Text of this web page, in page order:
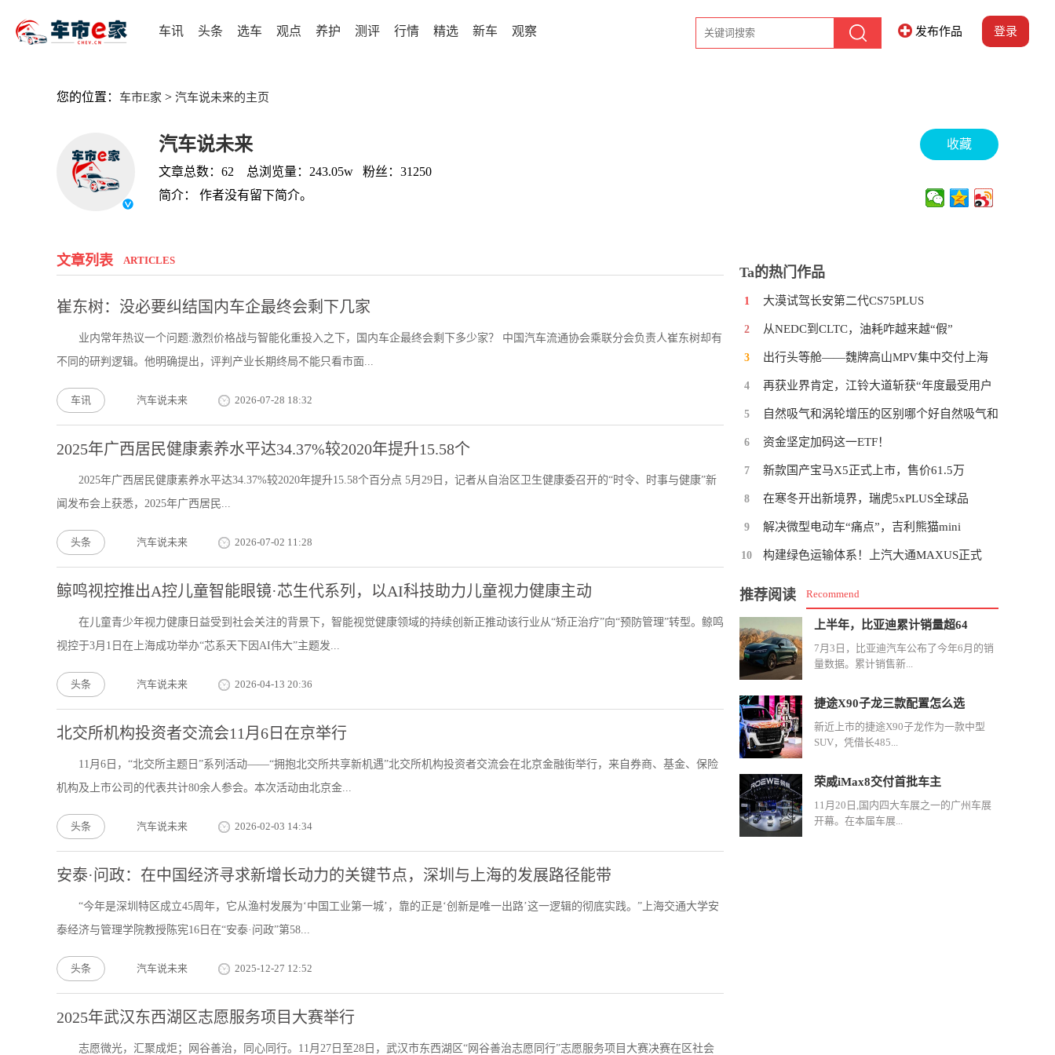
车讯 头条 选车 观点 养护 测评 行情 精选 新车 观察 发布作品 登录
您的位置： 车市E家 > 汽车说未来的主页
汽车说未来
文章总数：62 总浏览量：243.05w 粉丝：31250
简介： 作者没有留下简介。
收藏
文章列表 ARTICLES
崔东树：没必要纠结国内车企最终会剩下几家
业内常年热议一个问题:激烈价格战与智能化重投入之下，国内车企最终会剩下多少家？ 中国汽车流通协会乘联分会负责人崔东树却有
不同的研判逻辑。他明确提出，评判产业长期终局不能只看市面...
车讯 汽车说未来 2026-07-28 18:32
2025年广西居民健康素养水平达34.37%较2020年提升15.58个
2025年广西居民健康素养水平达34.37%较2020年提升15.58个百分点 5月29日，记者从自治区卫生健康委召开的“时令、时事与健康”新
闻发布会上获悉，2025年广西居民...
头条 汽车说未来 2026-07-02 11:28
鲸鸣视控推出A控儿童智能眼镜·芯生代系列，以AI科技助力儿童视力健康主动
在儿童青少年视力健康日益受到社会关注的背景下，智能视觉健康领域的持续创新正推动该行业从“矫正治疗”向“预防管理”转型。鲸鸣
视控于3月1日在上海成功举办“芯系天下因AI伟大”主题发...
头条 汽车说未来 2026-04-13 20:36
北交所机构投资者交流会11月6日在京举行
11月6日，“北交所主题日”系列活动——“拥抱北交所共享新机遇”北交所机构投资者交流会在北京金融街举行，来自券商、基金、保险
机构及上市公司的代表共计80余人参会。本次活动由北京金...
头条 汽车说未来 2026-02-03 14:34
安泰·问政：在中国经济寻求新增长动力的关键节点，深圳与上海的发展路径能带
“今年是深圳特区成立45周年，它从渔村发展为‘中国工业第一城’，靠的正是‘创新是唯一出路’这一逻辑的彻底实践。”上海交通大学安
泰经济与管理学院教授陈宪16日在“安泰·问政”第58...
头条 汽车说未来 2025-12-27 12:52
2025年武汉东西湖区志愿服务项目大赛举行
志愿微光，汇聚成炬；网谷善治，同心同行。11月27日至28日，武汉市东西湖区“网谷善治志愿同行”志愿服务项目大赛决赛在区社会
Ta的热门作品
1 大漠试驾长安第二代CS75PLUS
2 从NEDC到CLTC，油耗咋越来越“假”
3 出行头等舱——魏牌高山MPV集中交付上海
4 再获业界肯定，江铃大道斩获“年度最受用户
5 自然吸气和涡轮增压的区别哪个好自然吸气和
6 资金坚定加码这一ETF！
7 新款国产宝马X5正式上市，售价61.5万
8 在寒冬开出新境界，瑞虎5xPLUS全球品
9 解决微型电动车“痛点”，吉利熊猫mini
10 构建绿色运输体系！上汽大通MAXUS正式
推荐阅读 Recommend
上半年，比亚迪累计销量超64
7月3日，比亚迪汽车公布了今年6月的销
量数据。累计销售新...
捷途X90子龙三款配置怎么选
新近上市的捷途X90子龙作为一款中型
SUV，凭借长485...
荣威iMax8交付首批车主
11月20日,国内四大车展之一的广州车展
开幕。在本届车展...